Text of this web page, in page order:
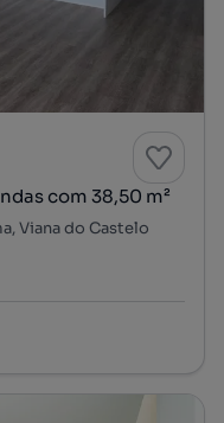
com 38,50 m²
Viana do Castelo